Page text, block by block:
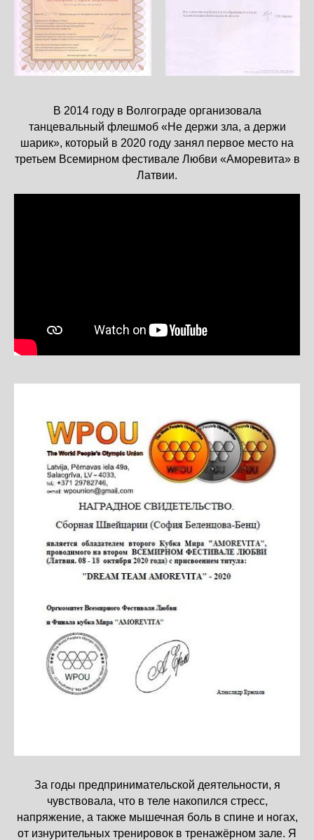
В 2014 году в Волгограде организовала
танцевальный флешмоб «Не держи зла, а держи
шарик», который в 2020 году занял первое место на
третьем Всемирном фестивале Любви «Аморевита» в
Латвии.
За годы предпринимательской деятельности, я
чувствовала, что в теле накопился стресс,
напряжение, а также мышечная боль в спине и ногах,
от изнурительных тренировок в тренажёрном зале. Я